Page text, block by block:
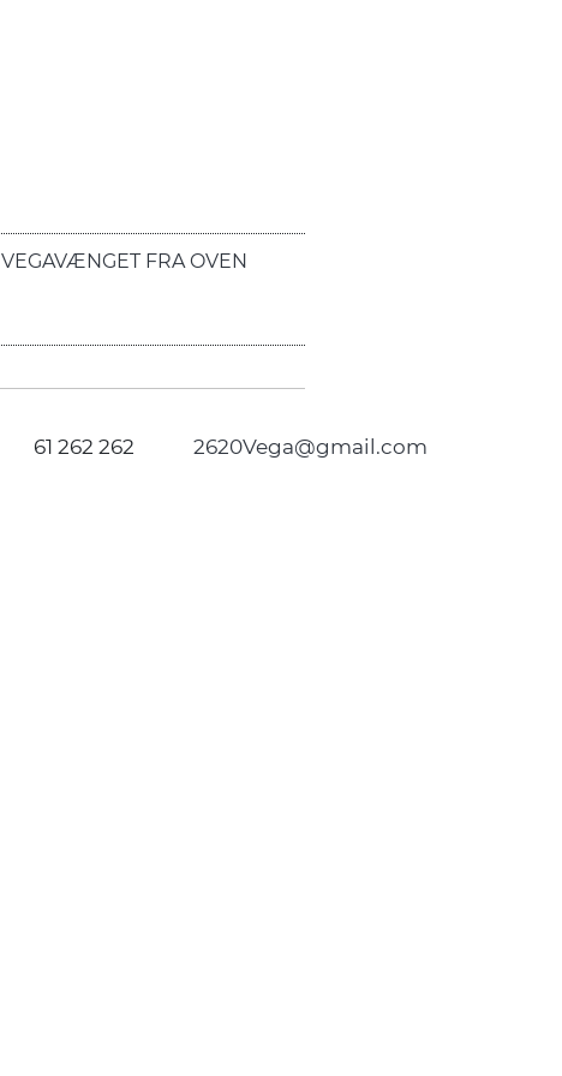
VEGAVÆNGET FRA OVEN
61 262 262 2620Vega@gmail.com